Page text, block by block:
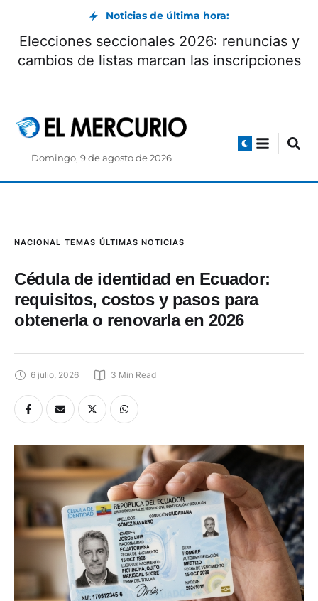
Noticias de última hora:
Elecciones seccionales 2026:
cambios de listas marcan las
Domingo, 9 de agosto de 2026
NACIONAL TEMAS ÚLTIMAS NOTICIAS
Cédula de identidad en Ecuador:
requisitos, costos y pasos para
obtenerla o renovarla en 2026
6 julio, 2026 3 Min Read